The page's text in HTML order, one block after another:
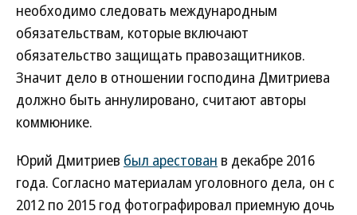
необходимо следовать международным
обязательствам, которые включают
обязательство защищать правозащитников.
Значит дело в отношении господина Дмитриева
должно быть аннулировано, считают авторы
коммюнике.
Юрий Дмитриев был арестован в декабре 2016
года. Согласно материалам уголовного дела, он с
2012 по 2015 год фотографировал приемную дочь